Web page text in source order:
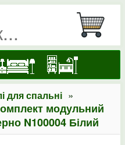
для спальні »
модульний
N100004 Білий